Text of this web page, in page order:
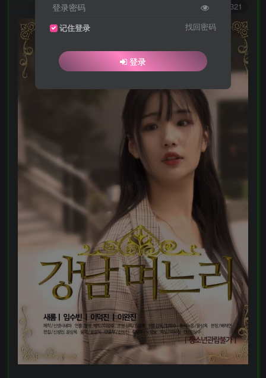
3971 2321
登录密码
记住登录 找回密码
登录